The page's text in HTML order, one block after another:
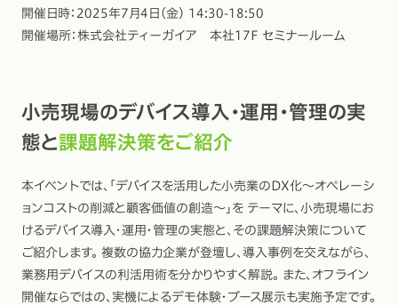
開催日時：2025年7月4日(金) 14:30-18:50
開催場所：株式会社ティーガイア 本社17F セミナールーム
小売現場のデバイス導入・運用・管理の実
態と課題解決策をご紹介
本イベントでは、「デバイスを活用した小売業のDX化～オペレーシ
ョンコストの削減と顧客価値の創造～」を テーマに、小売現場にお
けるデバイス導入・運用・管理の実態と、その課題解決策について
ご紹介します。 複数の協力企業が登壇し、導入事例を交えながら、
業務用デバイスの利活用術を分かりやすく解説。 また、オフライン
開催ならではの、実機によるデモ体験・ブース展示も実施予定です。